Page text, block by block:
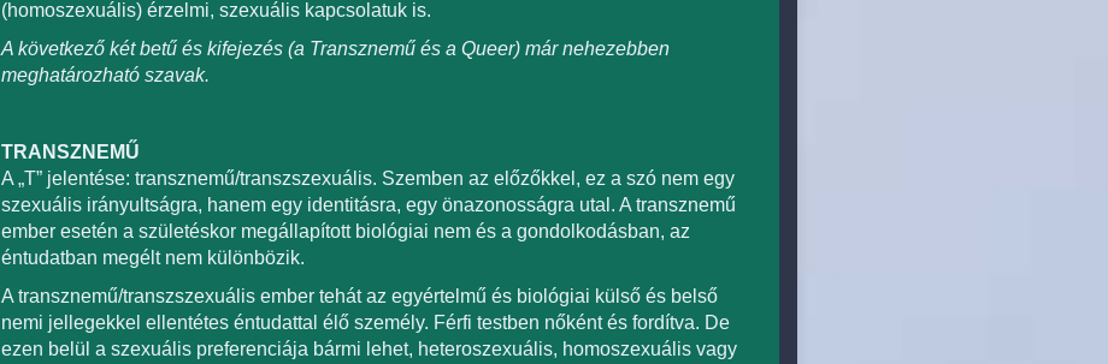
(homoszexuális) érzelmi, szexuális kapcsolatuk is.
A következő két betű és kifejezés (a Transznemű és a Queer) már nehezebben
meghatározható szavak.
TRANSZNEMŰ
A „T” jelentése: transznemű/transzszexuális. Szemben az előzőkkel, ez a szó nem egy
szexuális irányultságra, hanem egy identitásra, egy önazonosságra utal. A transznemű
ember esetén a születéskor megállapított biológiai nem és a gondolkodásban, az
éntudatban megélt nem különbözik.
A transznemű/transzszexuális ember tehát az egyértelmű és biológiai külső és belső
nemi jellegekkel ellentétes éntudattal élő személy. Férfi testben nőként és fordítva. De
ezen belül a szexuális preferenciája bármi lehet, heteroszexuális, homoszexuális vagy